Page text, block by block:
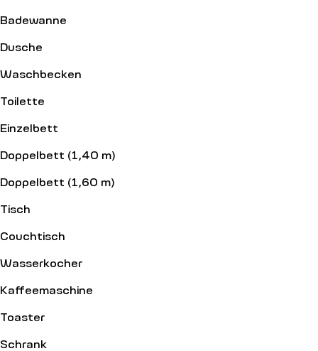
Badewanne
Dusche
Waschbecken
Toilette
Einzelbett
Doppelbett (1,40 m)
Doppelbett (1,60 m)
Tisch
Couchtisch
Wasserkocher
Kaffeemaschine
Toaster
Schrank